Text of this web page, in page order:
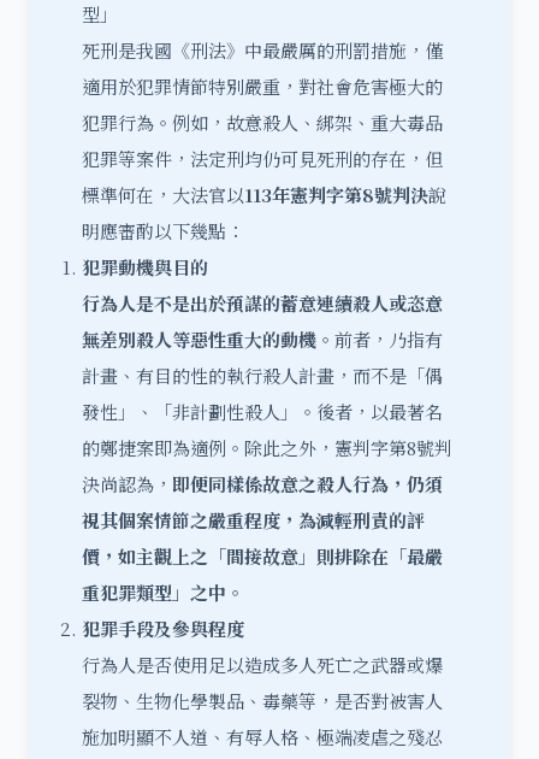
型」
死刑是我國《刑法》中最嚴厲的刑罰措施，僅
適用於犯罪情節特別嚴重，對社會危害極大的
犯罪行為。例如，故意殺人、綁架、重大毒品
犯罪等案件，法定刑均仍可見死刑的存在，但
標準何在，大法官以113年憲判字第8號判決說
明應審酌以下幾點：
犯罪動機與目的
行為人是不是出於預謀的蓄意連續殺人或恣意
無差別殺人等惡性重大的動機。 前者，乃指有
計畫、有目的性的執行殺人計畫，而不是「偶
發性」、「非計劃性殺人」。後者，以最著名
的鄭捷案即為適例。除此之外，憲判字第8號判
決尚認為， 即便同樣係故意之殺人行為，仍須
視其個案情節之嚴重程度，為減輕刑責的評
價，如主觀上之「間接故意」則排除在「最嚴
重犯罪類型」之中。
犯罪手段及參與程度
行為人是否使用足以造成多人死亡之武器或爆
裂物、生物化學製品、毒藥等，是否對被害人
施加明顯不人道、有辱人格、極端凌虐之殘忍